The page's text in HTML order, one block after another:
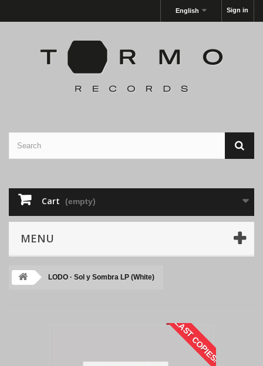
Sign in
English
Cart (empty)
MENU
LODO · Sol y Sombra LP (White)
LAST COPIES!